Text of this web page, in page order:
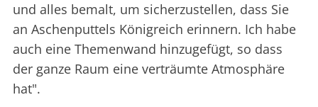
und alles bemalt, um sicherzustellen, dass Sie
an Aschenputtels Königreich erinnern. Ich habe
auch eine Themenwand hinzugefügt, so dass
der ganze Raum eine verträumte Atmosphäre
hat".